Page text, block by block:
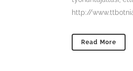
http://
Read More